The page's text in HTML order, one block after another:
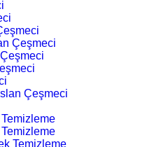
Çeşmeci
Çeşmeci
Temizleme